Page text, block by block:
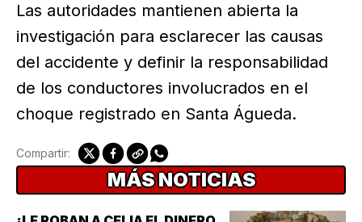
Las autoridades mantienen abierta la
investigación para esclarecer las causas
del accidente y definir la responsabilidad
de los conductores involucrados en el
choque registrado en Santa Águeda.
Compartir:
MÁS NOTICIAS